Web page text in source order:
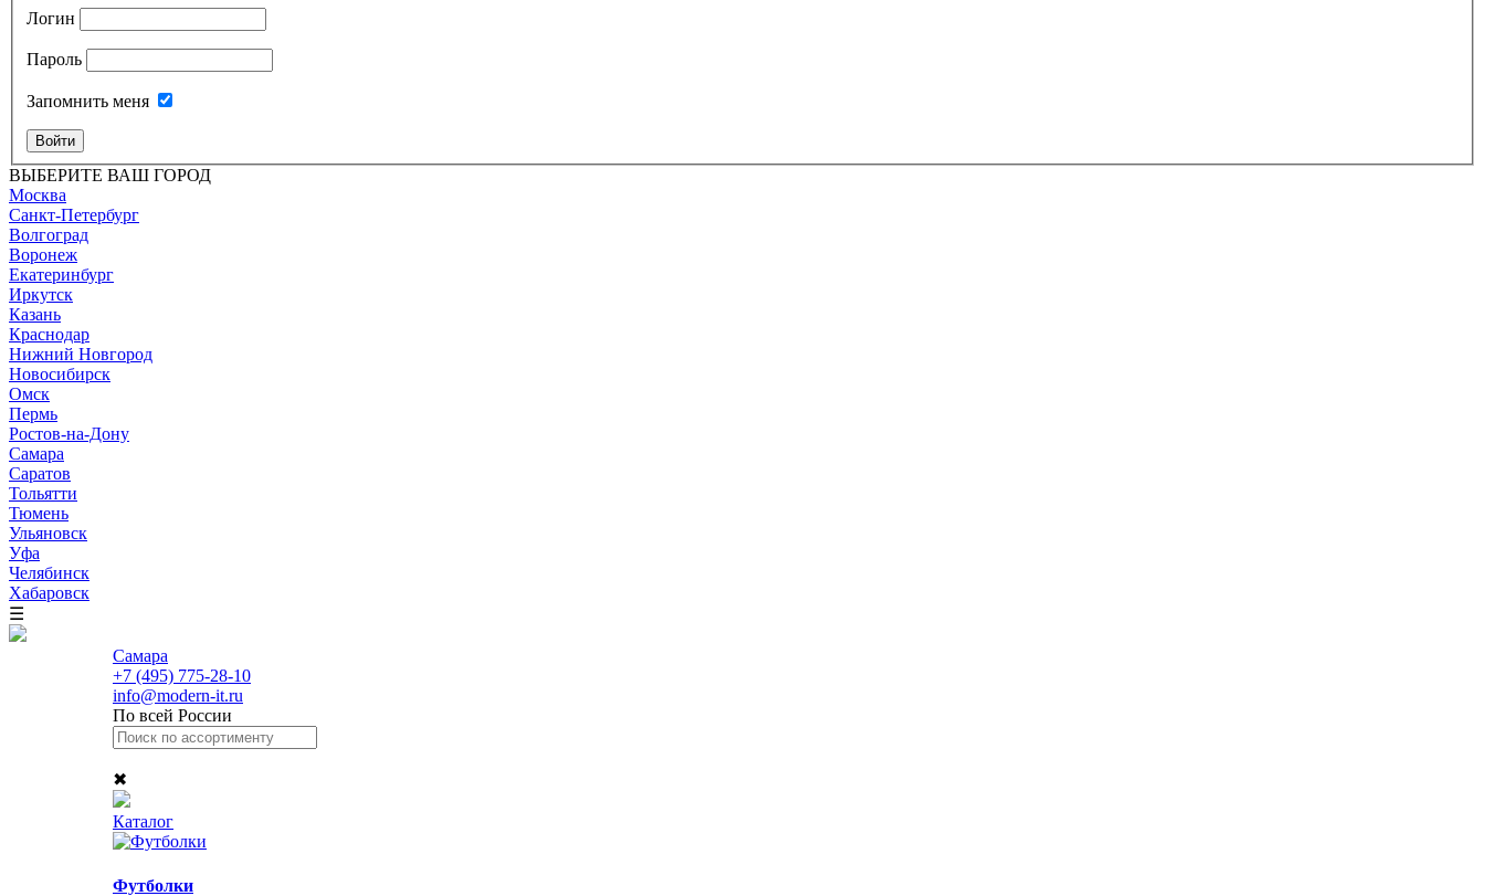
Логин
Пароль
Запомнить меня
Войти
ВЫБЕРИТЕ ВАШ ГОРОД
Москва
Санкт-Петербург
Волгоград
Воронеж
Екатеринбург
Иркутск
Казань
Краснодар
Нижний Новгород
Новосибирск
Омск
Пермь
Ростов-на-Дону
Самара
Саратов
Тольятти
Тюмень
Ульяновск
Уфа
Челябинск
Хабаровск
☰
Самара
+7 (495) 775-28-10
info@modern-it.ru
По всей России
✖
Каталог
Футболки